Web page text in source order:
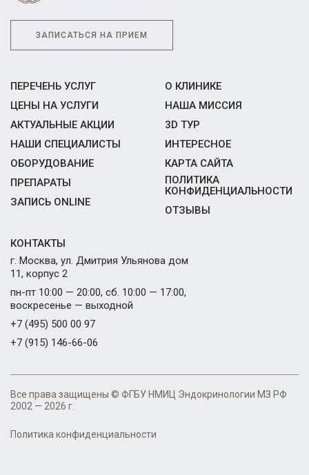
ЗАПИСАТЬСЯ НА ПРИЕМ
ПЕРЕЧЕНЬ УСЛУГ
ЦЕНЫ НА УСЛУГИ
АКТУАЛЬНЫЕ АКЦИИ
НАШИ СПЕЦИАЛИСТЫ
ОБОРУДОВАНИЕ
ПРЕПАРАТЫ
ЗАПИСЬ ONLINE
О КЛИНИКЕ
НАША МИССИЯ
3D ТУР
ИНТЕРЕСНОЕ
КАРТА САЙТА
ПОЛИТИКА
КОНФИДЕНЦИАЛЬНОСТИ
ОТЗЫВЫ
КОНТАКТЫ
г. Москва, ул. Дмитрия Ульянова дом
11, корпус 2
пн-пт 10:00 — 20:00, сб. 10:00 — 17:00,
воскресенье — выходной
+7 (495) 500 00 97
+7 (915) 146-66-06
Все права защищены © ФГБУ НМИЦ Эндокринологии МЗ РФ
2002 — 2026 г.
Политика конфиденциальности